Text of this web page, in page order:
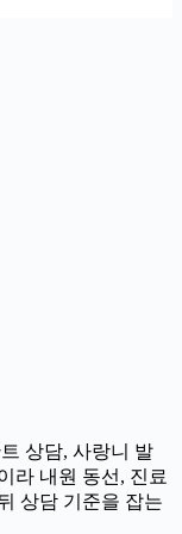
상담, 사랑니 발
라 내원 동선, 진료
상담 기준을 잡는